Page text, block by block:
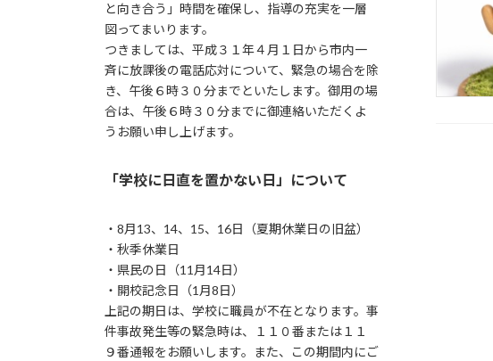
と向き合う」時間を確保し、指導の充実を一層
図ってまいります。
つきましては、平成３１年４月１日から市内一
斉に放課後の電話応対について、緊急の場合を除
き、午後６時３０分までといたします。御用の場
合は、午後６時３０分までに御連絡いただくよ
うお願い申し上げます。
「学校に日直を置かない日」について
・8月13、14、15、16日（夏期休業日の旧盆）
・秋季休業日
・県民の日（11月14日）
・開校記念日（1月8日）
上記の期日は、学校に職員が不在となります。事
件事故発生等の緊急時は、１１０番または１１
９番通報をお願いします。また、この期間内にご